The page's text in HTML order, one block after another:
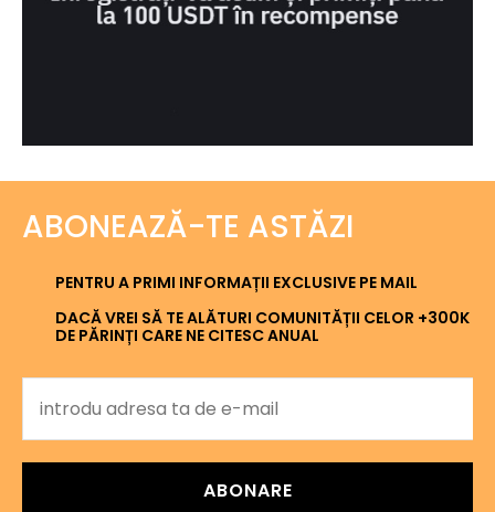
ABONEAZĂ-TE ASTĂZI
PENTRU A PRIMI INFORMAȚII EXCLUSIVE PE MAIL
DACĂ VREI SĂ TE ALĂTURI COMUNITĂȚII CELOR +300K
DE PĂRINȚI CARE NE CITESC ANUAL
ABONARE